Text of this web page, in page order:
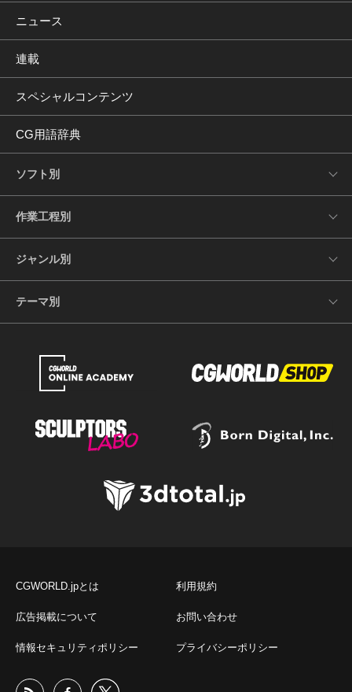
ニュース
連載
スペシャルコンテンツ
CG用語辞典
ソフト別
作業工程別
ジャンル別
テーマ別
CGWORLD.jpとは 利用規約
広告掲載について お問い合わせ
情報セキュリティポリシー プライバシーポリシー